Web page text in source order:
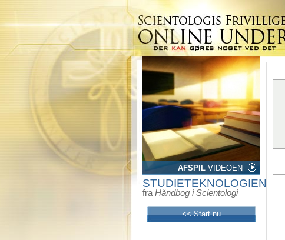
AFSPIL VIDEOEN
STUDIETEKNOLOGIEN
fra Håndbog i Scientologi
<< Start nu